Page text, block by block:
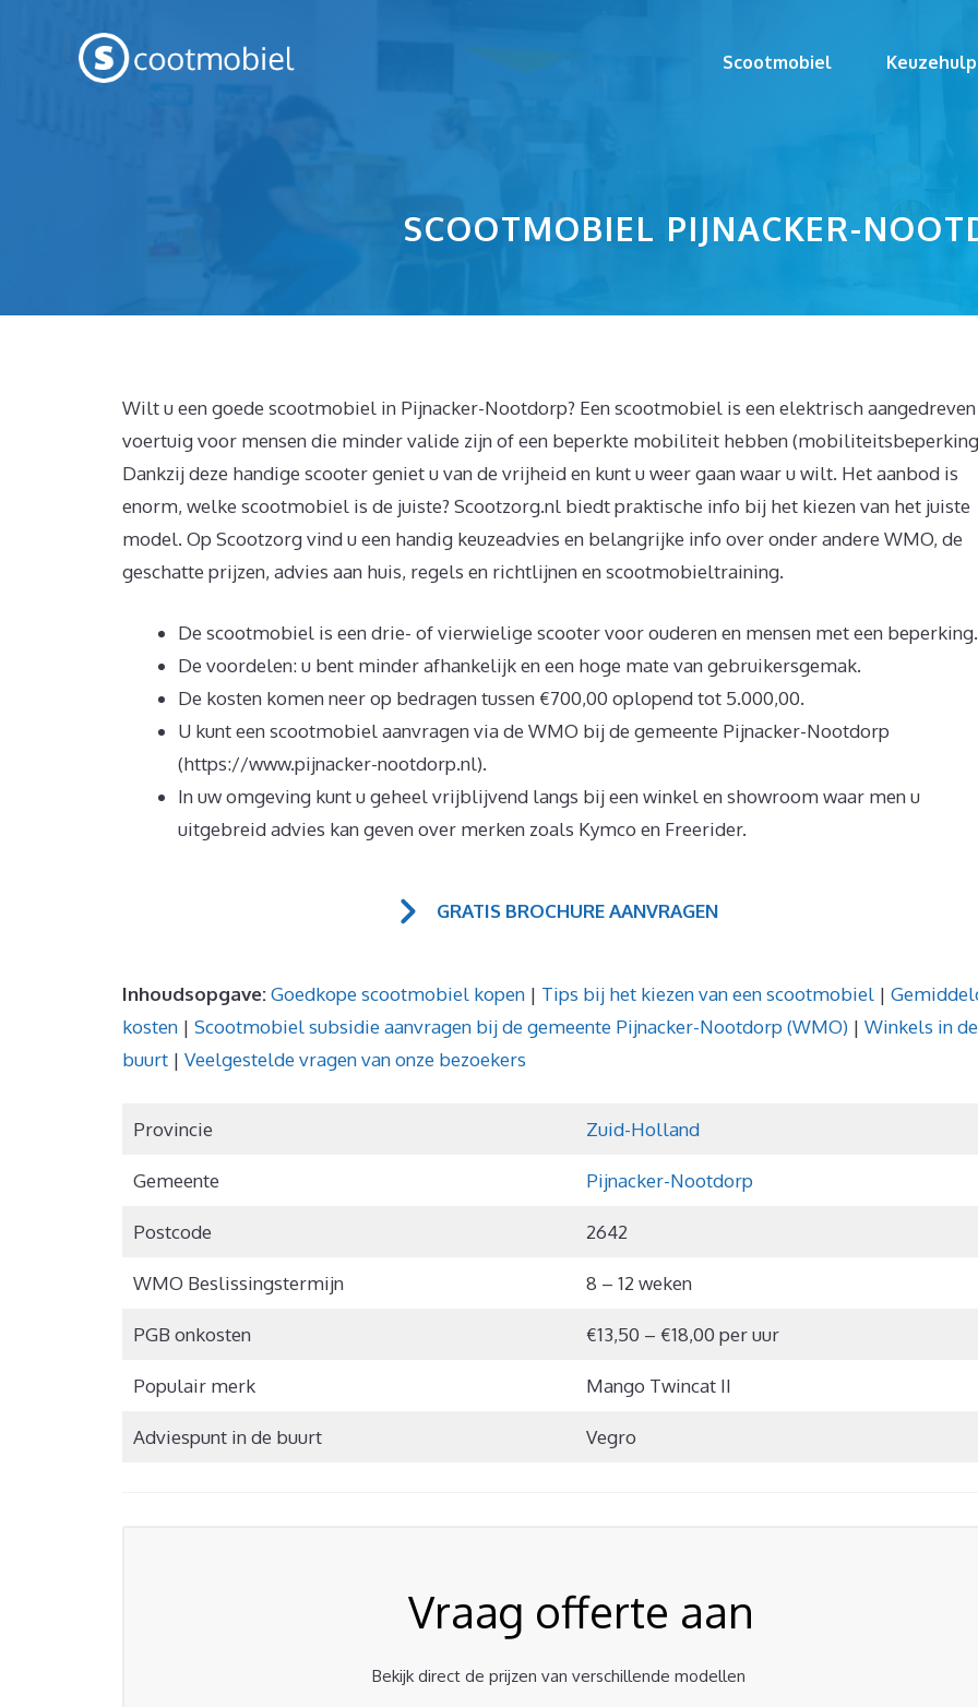
Scootmobiel Keuzehulp
SCOOTMOBIEL PIJNACKER-
Wilt u een goede scootmobiel in Pijnacker-Nootdorp? Een scootmobiel is een elektrisch aangedreven
voertuig voor mensen die minder valide zijn of een beperkte mobiliteit hebben
Dankzij deze handige scooter geniet u van de vrijheid en kunt u weer gaan waar u wilt. Het aanbod is
enorm, welke scootmobiel is de juiste? Scootzorg.nl biedt praktische info bij het kiezen van het juiste
model. Op Scootzorg vind u een handig keuzeadvies en belangrijke info over onder andere WMO, de
geschatte prijzen, advies aan huis, regels en richtlijnen en scootmobieltraining.
De scootmobiel is een drie- of vierwielige scooter voor ouderen en mensen met een beperking.
De voordelen: u bent minder afhankelijk en een hoge mate van gebruikersgemak.
De kosten komen neer op bedragen tussen €700,00 oplopend tot 5.000,00.
U kunt een scootmobiel aanvragen via de WMO bij de gemeente Pijnacker-Nootdorp
(https://www.pijnacker-nootdorp.nl).
In uw omgeving kunt u geheel vrijblijvend langs bij een winkel en showroom waar men u
uitgebreid advies kan geven over merken zoals Kymco en Freerider.
GRATIS BROCHURE AANVRAGEN
Inhoudsopgave:Goedkope scootmobiel kopen | Tips bij het kiezen van een scootmobiel |
kosten | Scootmobiel subsidie aanvragen bij de gemeente Pijnacker-Nootdorp (WMO) | Winkels in de
buurt | Veelgestelde vragen van onze bezoekers
Provincie Zuid-Holland
Gemeente Pijnacker-Nootdorp
Postcode 2642
WMO Beslissingstermijn 8 – 12 weken
PGB onkosten €13,50 – €18,00 per uur
Populair merk Mango Twincat II
Adviespunt in de buurt Vegro
Vraag offerte aan
Bekijk direct de prijzen van verschillende modellen